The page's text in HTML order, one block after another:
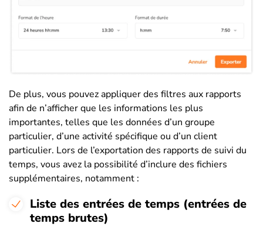
De plus, vous pouvez appliquer des filtres aux rapports
afin de n’afficher que les informations les plus
importantes, telles que les données d’un groupe
particulier, d’une activité spécifique ou d’un client
particulier. Lors de l’exportation des rapports de suivi du
temps, vous avez la possibilité d’inclure des fichiers
supplémentaires, notamment :
Liste des entrées de temps (entrées de
temps brutes)